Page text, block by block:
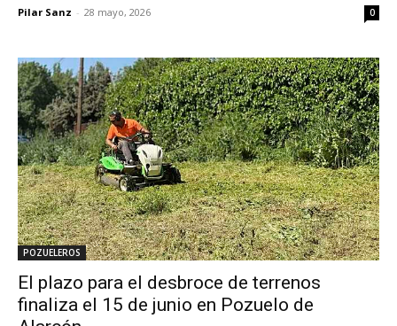
Pilar Sanz - 28 mayo, 2026 0
POZUELEROS
El plazo para el desbroce de terrenos
finaliza el 15 de junio en Pozuelo de